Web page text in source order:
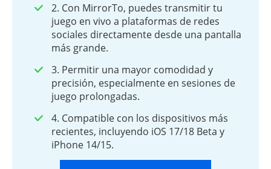
2. Con MirrorTo, puedes transmitir tu
juego en vivo a plataformas de redes
sociales directamente desde una pantalla
más grande.
3. Permitir una mayor comodidad y
precisión, especialmente en sesiones de
juego prolongadas.
4. Compatible con los dispositivos más
recientes, incluyendo iOS 17/18 Beta y
iPhone 14/15.